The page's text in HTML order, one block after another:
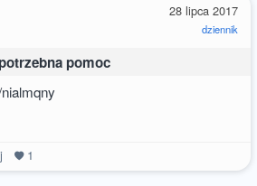
28 lipca 2017
dziennik
pomoc
1